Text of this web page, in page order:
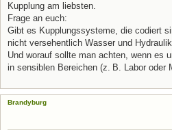
Kupplung am liebsten.
Frage an euch:
Gibt es Kupplungssysteme, die codiert
nicht versehentlich Wasser und
Und worauf sollte man achten, wenn es
in sensiblen Bereichen (z. B. Labor oder
Brandyburg